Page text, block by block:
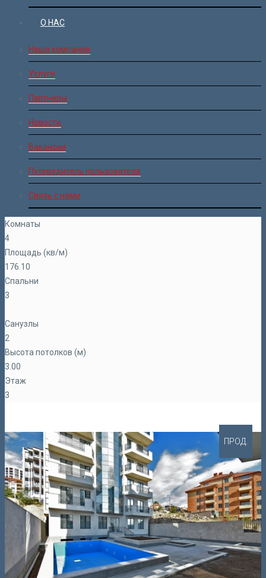
О НАС
Наша компания
Услуги
Партнеры
Новости
Вакансии
Путеводитель пользователя
Связь с нами
Комнаты
4
Площадь (кв/м)
176.10
Спальни
3
Санузлы
2
Высота потолков (м)
3.00
Этаж
3
ПРОД.